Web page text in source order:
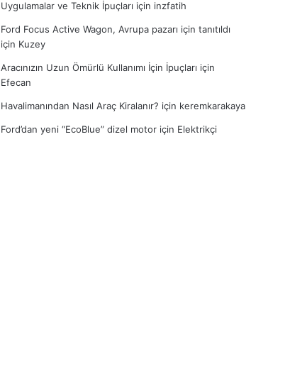
Uygulamalar ve Teknik İpuçları için inzfatih
Ford Focus Active Wagon, Avrupa pazarı için tanıtıldı
için Kuzey
Aracınızın Uzun Ömürlü Kullanımı İçin İpuçları için
Efecan
Havalimanından Nasıl Araç Kiralanır? için keremkarakaya
Ford’dan yeni “EcoBlue” dizel motor için Elektrikçi